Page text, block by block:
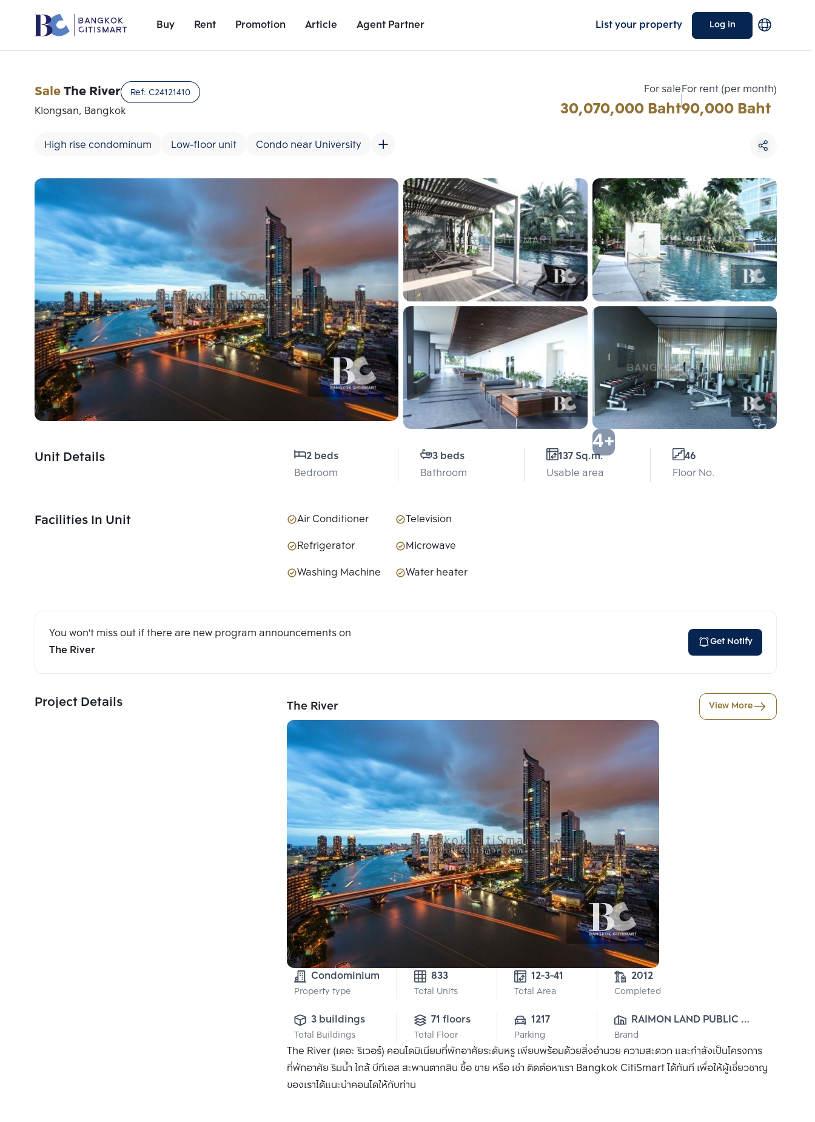
Buy Rent Promotion Article Agent Partner List your property Log in
Unit Details
SaleThe River Ref: C24121410
Klongsan, Bangkok
High rise condominum Low-floor unit Condo near University
For sale
30,070,000 Baht
For rent (per month)
90,000 Baht
4+
Unit Details
2 beds
Bedroom
3 beds
Bathroom
137 Sq.m.
Usable area
46
Floor No.
Facilities In Unit Air Conditioner
Television
Refrigerator
Microwave
Washing Machine
Water heater
You won't miss out if there are new program announcements on
The River
Get Notify
Project Details The River View More
Condominium
Property type
833
Total Units
12-3-41
Total Area
2012
Completed
3 buildings
Total Buildings
71 floors
Total Floor
1217
Parking
RAIMON LAND PUBLIC
CO., LTD.
Brand
The River (เดอะ ริเวอร์) คอนโดมิเนียมที่พักอาศัยระดับหรู เพียบพร้อมด้วยสิ่งอำนวย ความสะดวก และกำลังเป็นโครงการ
ที่พักอาศัย ริมน้ำ ใกล้ บีทีเอส สะพานตากสิน ซื้อ ขาย หรือ เช่า ติดต่อหาเรา Bangkok CitiSmart ได้ทันที เพื่อให้ผู้เชี่ยวชาญ
ของเราได้แนะนำคอนโดให้กับท่าน
Number 1
Add comparative units
Number 3
Choose comparative unit
Maximum 3 units
Compare
Clear all